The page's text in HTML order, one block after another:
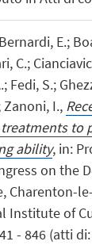
E.;
C.;
Fedi, S.;
Zanoni, I.,
to
ability, in:
on the
Charenton-
Institute of
- 846 (atti